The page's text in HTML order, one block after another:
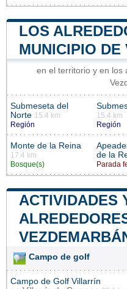
LOS
MUNICIPIO DE
en el territorio y en los
Submeseta del
Norte 15.4 km
Región
15.4 km
Región
Monte de la Reina
17.4 km
Bosque(s)
de la
Parada
ACTIVIDADES
Campo de golf
Campo de Golf Villarrín